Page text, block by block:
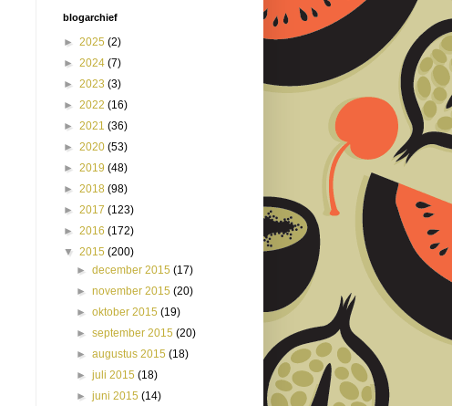
blogarchief
► 2025 (2)
► 2024 (7)
► 2023 (3)
► 2022 (16)
► 2021 (36)
► 2020 (53)
► 2019 (48)
► 2018 (98)
► 2017 (123)
► 2016 (172)
▼ 2015 (200)
►december 2015(17)
►november 2015(20)
►oktober 2015(19)
►september 2015(20)
►augustus 2015(18)
►juli 2015(18)
►juni 2015(14)